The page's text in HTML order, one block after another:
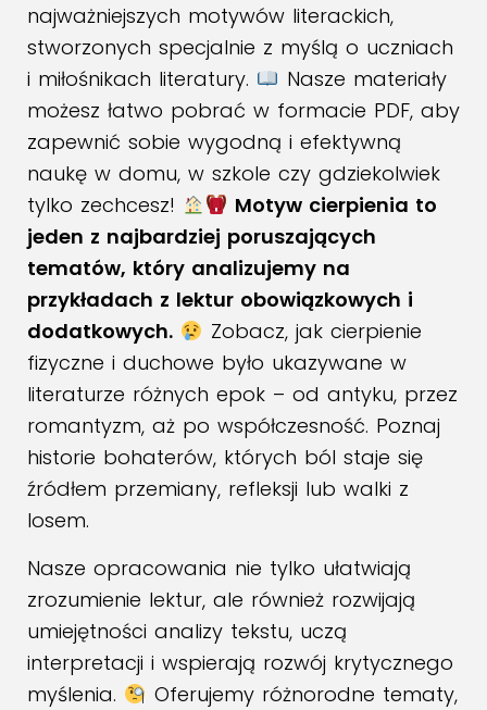
najważniejszych motywów literackich,
stworzonych specjalnie z myślą o uczniach
i miłośnikach literatury.
Nasze materiały
możesz łatwo pobrać w formacie PDF, aby
zapewnić sobie wygodną i efektywną
naukę w domu, w szkole czy gdziekolwiek
tylko zechcesz!
Motyw cierpienia to
jeden z najbardziej poruszających
tematów, który analizujemy na
przykładach z lektur obowiązkowych i
dodatkowych.
Zobacz, jak cierpienie
fizyczne i duchowe było ukazywane w
literaturze różnych epok – od antyku, przez
romantyzm, aż po współczesność. Poznaj
historie bohaterów, których ból staje się
źródłem przemiany, refleksji lub walki z
losem.
Nasze opracowania nie tylko ułatwiają
zrozumienie lektur, ale również rozwijają
umiejętności analizy tekstu, uczą
interpretacji i wspierają rozwój krytycznego
myślenia.
Oferujemy różnorodne tematy,